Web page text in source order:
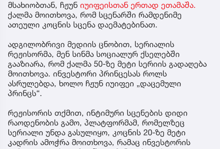
მსახიობთან, ჩჟუნ იუიფეისთან ერთად ეთამაშა.
ქალმა მოითხოვა, რომ სცენარში რამდენიმე
ათეული კოცნის სცენა დაემატებინათ.
ადგილობრივი მედიის ცნობით, სერიალის
რეჟისორმა, მენ სინმა სოციალურ ქსელებში
გააზიარა, რომ ქალმა 50-ზე მეტი სერიის გადაღება
მოითხოვა. ინვესტორი პრინცესას როლს
ასრულებდა, ხოლო ჩჟუნ იუიფეი „დაცემული
პრინცს“.
რეჟისორის თქმით, ინტიმური სცენების დიდი
რაოდენობის გამო, პლატფორმამ, რომელზეც
სერიალი უნდა გასულიყო, კოცნის 20-ზე მეტი
კადრის ამოჭრა მოითხოვა, რამაც ინვესტორის